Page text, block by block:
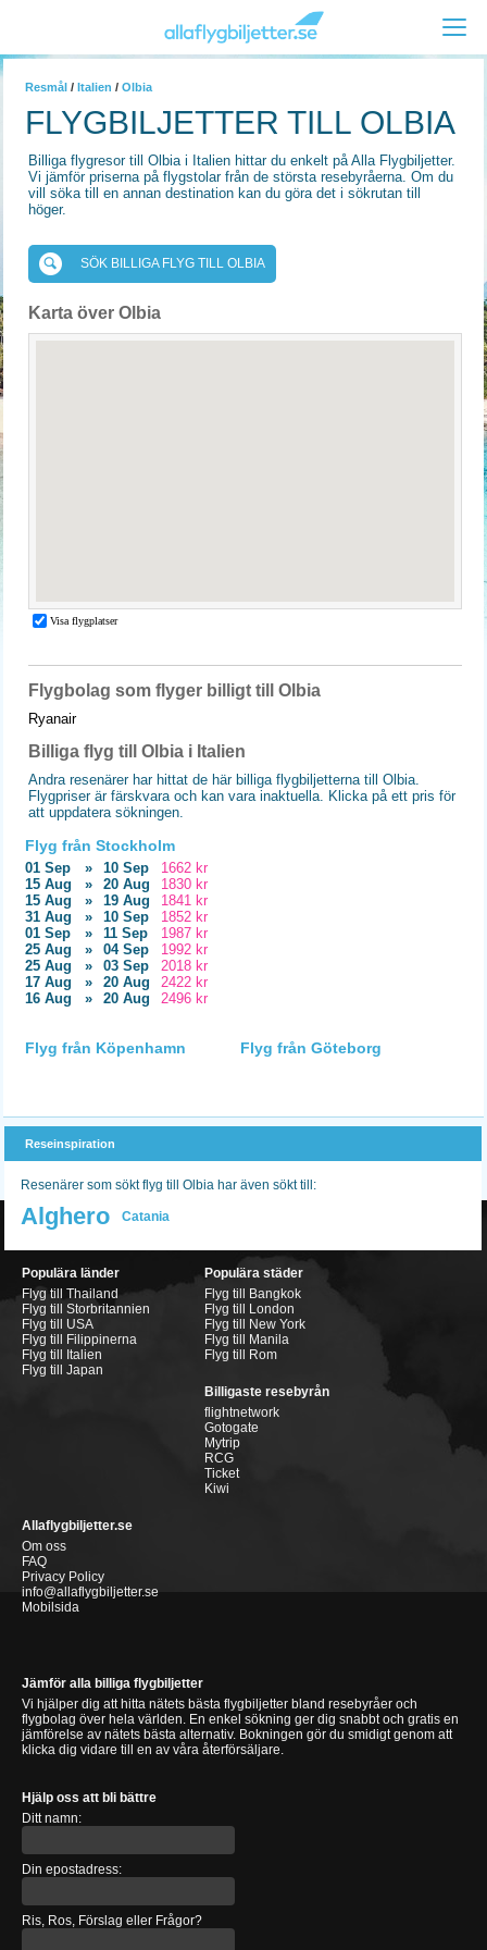
Resmål / Italien / Olbia
FLYGBILJETTER TILL OLBIA
Billiga flygresor till Olbia i Italien hittar du enkelt på Alla Flygbiljetter.
Vi jämför priserna på flygstolar från de största resebyråerna. Om du
vill söka till en annan destination kan du göra det i sökrutan till
höger.
SÖK BILLIGA FLYG TILL OLBIA
Karta över Olbia
Flygbolag som flyger billigt till Olbia
Ryanair
Billiga flyg till Olbia i Italien
Andra resenärer har hittat de här billiga flygbiljetterna till Olbia.
Flygpriser är färskvara och kan vara inaktuella. Klicka på ett pris för
att uppdatera sökningen.
Flyg från Stockholm
01 Sep » 10 Sep
1662 kr
15 Aug
» 20 Aug
1830 kr
15 Aug
» 19 Aug
1841 kr
31 Aug
» 10 Sep
1852 kr
01 Sep
» 11 Sep
1987 kr
25 Aug
» 04 Sep
1992 kr
25 Aug
» 03 Sep
2018 kr
17 Aug
» 20 Aug
2422 kr
16 Aug
» 20 Aug 2496 kr
Flyg från Köpenhamn Flyg från Göteborg
Reseinspiration
Resenärer som sökt flyg till Olbia har även sökt till:
Alghero Catania
Populära länder
Flyg till Thailand
Flyg till Storbritannien
Flyg till USA
Flyg till Filippinerna
Flyg till Italien
Flyg till Japan
Populära städer
Flyg till Bangkok
Flyg till London
Flyg till New York
Flyg till Manila
Flyg till Rom
Billigaste resebyrån
flightnetwork
Gotogate
Mytrip
RCG
Ticket
Kiwi
Allaflygbiljetter.se
Om oss
FAQ
Privacy Policy
info@allaflygbiljetter.se
Mobilsida
Jämför alla billiga flygbiljetter
Vi hjälper dig att hitta nätets bästa flygbiljetter bland resebyråer och
flygbolag över hela världen. En enkel sökning ger dig snabbt och gratis en
jämförelse av nätets bästa alternativ. Bokningen gör du smidigt genom att
klicka dig vidare till en av våra återförsäljare.
Hjälp oss att bli bättre
Ditt namn:
Din epostadress:
Ris, Ros, Förslag eller Frågor?